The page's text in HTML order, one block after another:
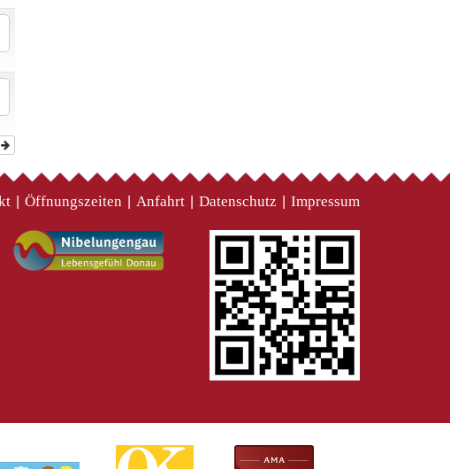
Öffnungszeiten Anfahrt Datenschutz Impressum